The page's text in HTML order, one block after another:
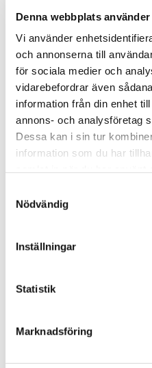
Denna webbplats
Vi använder
och annonserna till
för sociala medier och
vidarebefordrar även
information från din enhet
annons- och analysföretag
Dessa kan i sin tur
information som du har
Nödvändig
Inställningar
Statistik
Marknadsföring
ORTOFON 2MR BRONZE
4 990 kr